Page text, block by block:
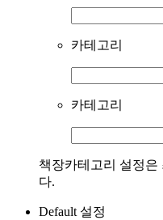
카테고리
카테고리
책장카테고리 설정은
다.
Default 설정